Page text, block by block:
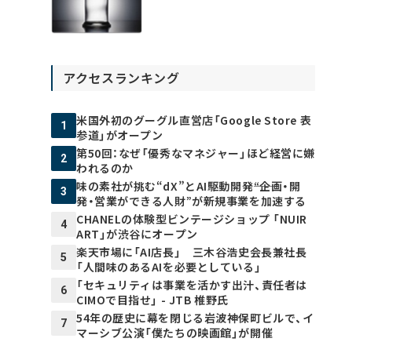
アクセスランキング
1
米国外初のグーグル直営店「Google Store 表
参道」がオープン
2
第50回：なぜ「優秀なマネジャー」ほど経営に嫌
われるのか
3
味の素社が挑む“dX”とAI駆動開発――“企画・開
発・営業ができる人財”が新規事業を加速する
4
CHANELの体験型ビンテージショップ 「NUIR
ART」が渋谷にオープン
5
楽天市場に「AI店長」 三木谷浩史会長兼社長
「人間味のあるAIを必要としている」
6
「セキュリティは事業を活かす出汁、責任者は
CIMOで目指せ」 - JTB 椎野氏
7
54年の歴史に幕を閉じる岩波神保町ビルで、イ
マーシブ公演「僕たちの映画館」が開催